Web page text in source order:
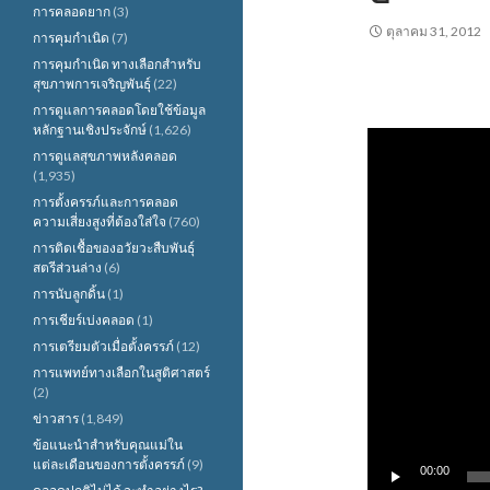
ตุลาคม 31, 2012
00:00
การคลอดยาก (3)
การคุมกำเนิด (7)
การคุมกำเนิด ทางเลือกสำหรับ
สุขภาพการเจริญพันธุ์ (22)
การดูแลการคลอดโดยใช้ข้อมูล
หลักฐานเชิงประจักษ์ (1,626)
การดูแลสุขภาพหลังคลอด
(1,935)
การตั้งครรภ์และการคลอด
ความเสี่ยงสูงที่ต้องใส่ใจ (760)
การติดเชื้อของอวัยวะสืบพันธุ์
สตรีส่วนล่าง (6)
การนับลูกดิ้น (1)
การเชียร์เบ่งคลอด (1)
การเตรียมตัวเมื่อตั้งครรภ์ (12)
การแพทย์ทางเลือกในสูติศาสตร์
(2)
ข่าวสาร (1,849)
ข้อแนะนำสำหรับคุณแม่ใน
แต่ละเดือนของการตั้งครรภ์ (9)